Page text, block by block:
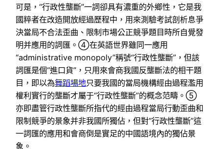
可是，“行政性壟斷”一詞卻具有濃重的外鄉性，它是我
國粹者在改造開放經過歷程中，用來測驗考試剖析息爭
決當局不合法歪曲、限制市場公正競爭題目時所自覺發
明并應用的詞匯。④在英語世界雖同一應用
“administrative monopoly”稱號“行政性壟斷”，但該
詞匯是個“進口貨”，只用來會商我國反壟斷法的相干題
目，即以為舞蹈場地只要我國的當局機構經由過程濫用
權利實行的壟斷才屬于“行政性壟斷”的概念范疇。⑤
亦即盡管行政性壟斷所指代的經由過程當局行動歪曲和
限制競爭的景象并非我國所獨佔，但對“行政性壟斷”這
一詞匯的應用和會商倒是實足的中國語境內的獨佔景
象。